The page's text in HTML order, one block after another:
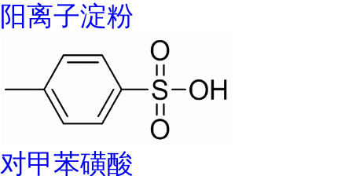
阳离子淀粉
对甲苯磺酸